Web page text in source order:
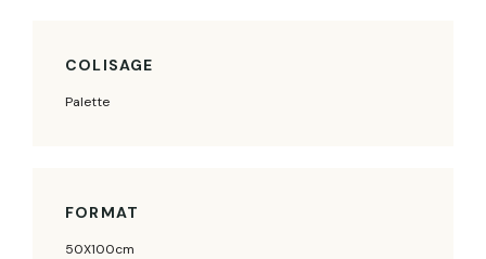
COLISAGE
Palette
FORMAT
50X100cm